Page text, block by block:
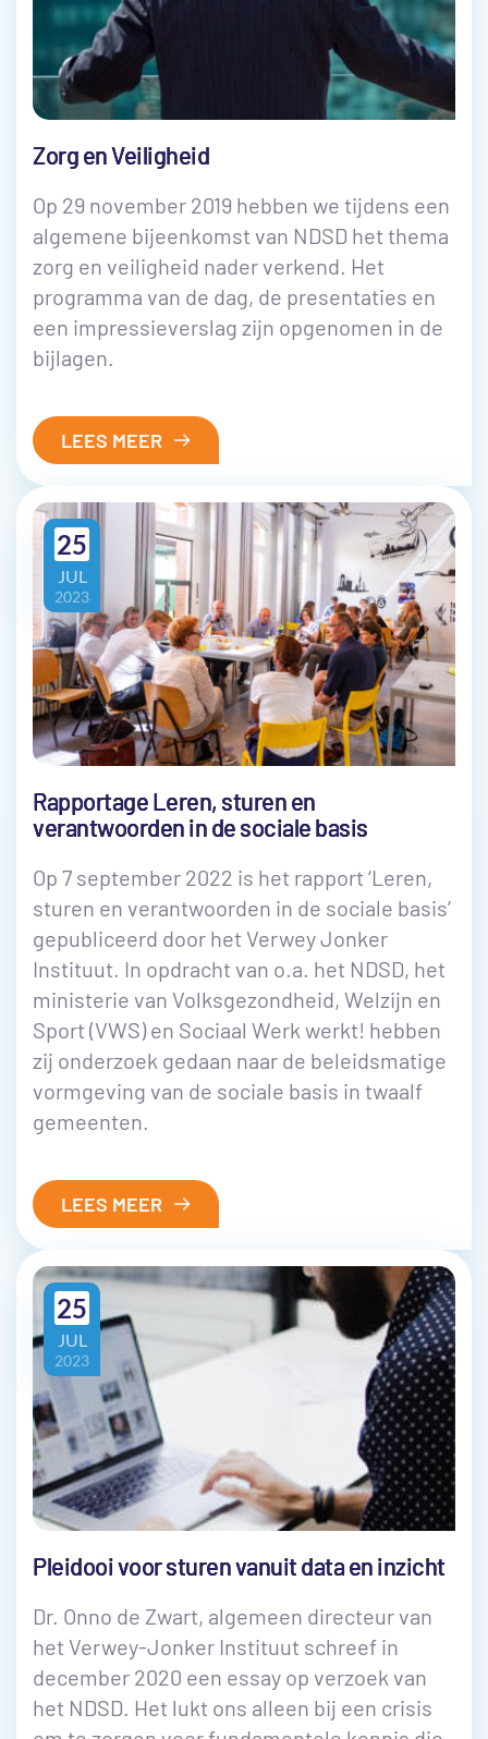
Zorg en Veiligheid
Op 29 november 2019 hebben we tijdens een
algemene bijeenkomst van NDSD het thema
zorg en veiligheid nader verkend. Het
programma van de dag, de presentaties en
een impressieverslag zijn opgenomen in de
bijlagen.
LEES MEER
JUL
25
2023
Rapportage Leren, sturen en
verantwoorden in de sociale basis
Op 7 september 2022 is het rapport ‘Leren,
sturen en verantwoorden in de sociale basis’
gepubliceerd door het Verwey Jonker
Instituut. In opdracht van o.a. het NDSD, het
ministerie van Volksgezondheid, Welzijn en
Sport (VWS) en Sociaal Werk werkt! hebben
zij onderzoek gedaan naar de beleidsmatige
vormgeving van de sociale basis in twaalf
gemeenten.
LEES MEER
JUL
25
2023
Pleidooi voor sturen vanuit data en inzicht
Dr. Onno de Zwart, algemeen directeur van
het Verwey-Jonker Instituut schreef in
december 2020 een essay op verzoek van
het NDSD. Het lukt ons alleen bij een crisis